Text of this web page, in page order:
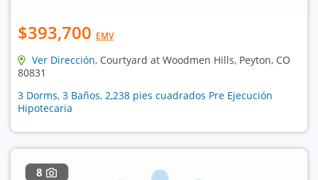
$393,700 EMV
Ver Dirección, Courtyard at Woodmen Hills, Peyton, CO
80831
3 Dorms, 3 Baños, 2,238 pies cuadrados Pre Ejecución
Hipotecaria
8